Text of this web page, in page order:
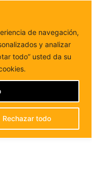
de navegación,
y analizar
todo” usted da su
Rechazar todo
cercana
un puesto de
UN
ISLA DE